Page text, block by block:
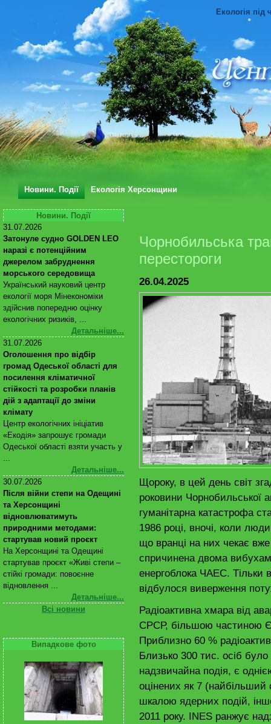
Екологія під
Новини. Події Екологія Херсонщини
Новини. Події
31.07.2026
Затонуле судно GOLDEN LEO
наразі є потенційним
джерелом забруднення
морського середовища
Український науковий центр
екології моря Мінекономіки
здійснив попередню оцінку
екологічних ризиків, ...
Детальніше...
31.07.2026
Оголошення про відбір
громад Одеської області для
посилення кліматичної
стійкості та розробки планів
дій з адаптації до зміни
клімату
Центр екологічних ініціатив
«Екодія» запрошує громади
Одеської області взяти участь у
...
Детальніше...
30.07.2026
Після війни степи на Одещині
та Херсонщині
відновлюватимуть
природними методами:
стартував новий проєкт
На Херсонщині та Одещині
стартував проєкт «Живі степи –
стійкі громади: повоєнне
відновлення ...
Детальніше...
Всі новини
Випадкове фото
Чорнобильська
перестороги
26.04.2025
Щороку, в цей день світ
роковини Чорнобильської
гуманітарна катастрофа
1986 році, вночі, коли
що вранці на них чекає
спричинена двома
енергоблока ЧАЕС. Тільки
відбулося виверження
Радіоактивна хмара від
СРСР, більшою частиною
Приблизно 60 %
Близько 300 тис. осіб
надзвичайна подія, є
оцінених як 7 (найбільший
шкалою ядерних подій,
2011 року. INES ранжує